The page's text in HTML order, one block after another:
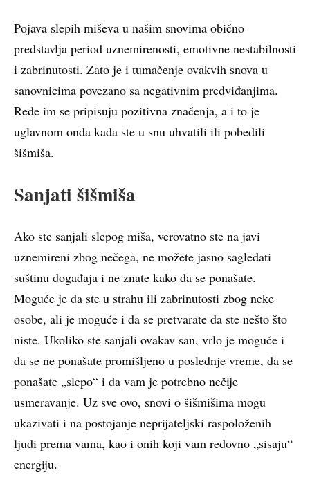
Pojava slepih miševa u našim snovima obično
predstavlja period uznemirenosti, emotivne nestabilnosti
i zabrinutosti. Zato je i tumačenje ovakvih snova u
sanovnicima povezano sa negativnim predviđanjima.
Ređe im se pripisuju pozitivna značenja, a i to je
uglavnom onda kada ste u snu uhvatili ili pobedili
šišmiša.
Sanjati šišmiša
Ako ste sanjali slepog miša, verovatno ste na javi
uznemireni zbog nečega, ne možete jasno sagledati
suštinu događaja i ne znate kako da se ponašate.
Moguće je da ste u strahu ili zabrinutosti zbog neke
osobe, ali je moguće i da se pretvarate da ste nešto što
niste. Ukoliko ste sanjali ovakav san, vrlo je moguće i
da se ne ponašate promišljeno u poslednje vreme, da se
ponašate „slepo“ i da vam je potrebno nečije
usmeravanje. Uz sve ovo, snovi o šišmišima mogu
ukazivati i na postojanje neprijateljski raspoloženih
ljudi prema vama, kao i onih koji vam redovno „sisaju“
energiju.